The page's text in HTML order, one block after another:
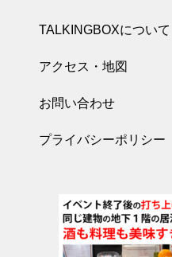
TALKINGBOXについて
アクセス・地図
お問い合わせ
プライバシーポリシー